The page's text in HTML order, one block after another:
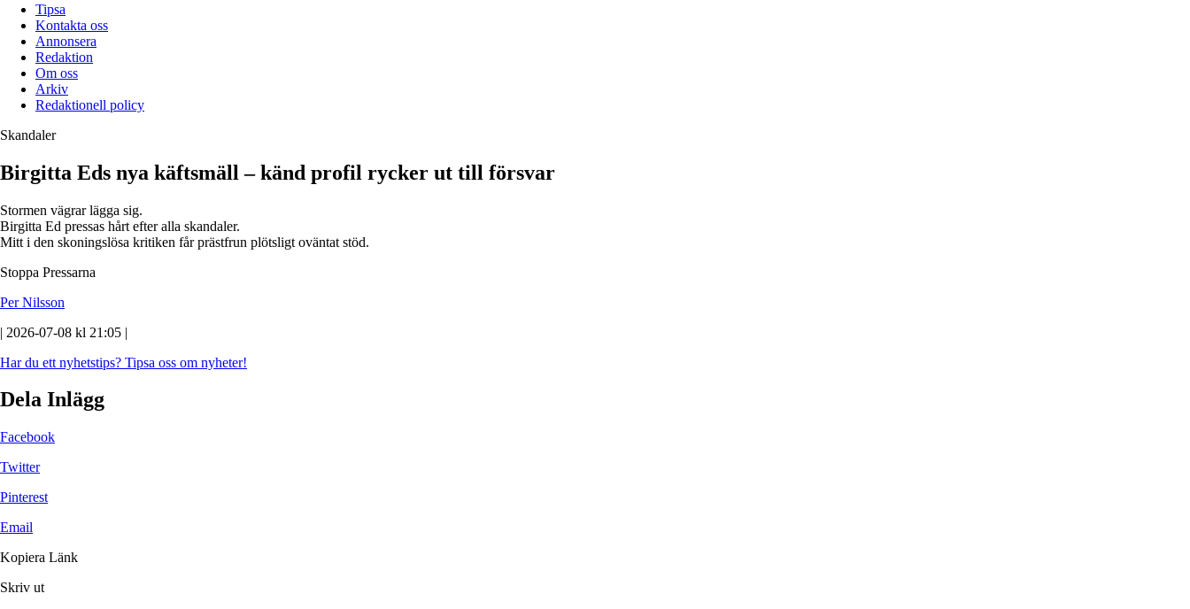
Tipsa
Kontakta oss
Annonsera
Redaktion
Om oss
Arkiv
Redaktionell policy
Skandaler
Birgitta Eds nya käftsmäll – känd profil rycker ut till försvar
Stormen vägrar lägga sig.
Birgitta Ed pressas hårt efter alla skandaler.
Mitt i den skoningslösa kritiken får prästfrun plötsligt oväntat stöd.
Stoppa Pressarna
Per Nilsson
| 2026-07-08 kl 21:05 |
Har du ett nyhetstips? Tipsa oss om nyheter!
Dela Inlägg
Facebook
Twitter
Pinterest
Email
Kopiera Länk
Skriv ut